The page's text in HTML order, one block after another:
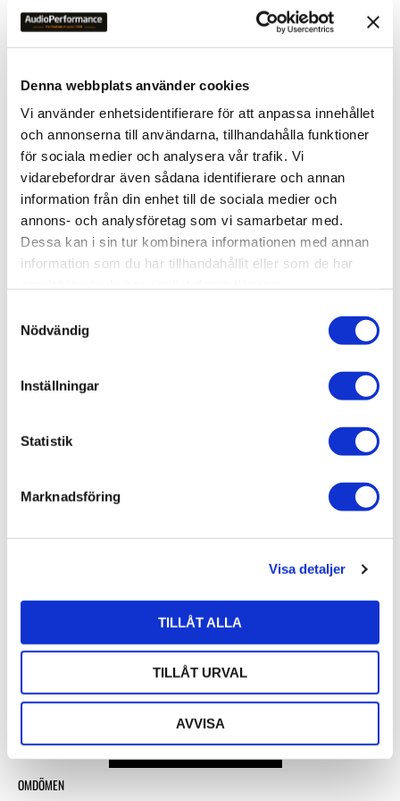
Denna webbplats använder cookies
Vi använder enhetsidentifierare för att anpassa innehållet
och annonserna till användarna, tillhandahålla funktioner
för sociala medier och analysera vår trafik. Vi
vidarebefordrar även sådana identifierare och annan
information från din enhet till de sociala medier och
annons- och analysföretag som vi samarbetar med.
Dessa kan i sin tur kombinera informationen med annan
information som du har tillhandahållit eller som de har
Nödvändig
Inställningar
Statistik
Marknadsföring
Visa detaljer
TILLÅT ALLA
TILLÅT URVAL
AVVISA
OMDÖMEN
ORTOFON CONCORDE MUSIC
BLUE
- Stylus type: Nude
Elliptcal
15%
Lägg till i favoriter
ORTOFON CONCORDE MUSIC
BLACK LVB250
Naken Shibata-diamant
ORTOFON STYLUS
CONCORDE MUSIC RED
1 150 kr
Lägg till i favoriter